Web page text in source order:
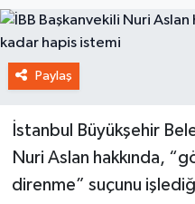
Paylaş
İstanbul Büyükşehir
Nuri Aslan hakkında,
direnme” suçunu